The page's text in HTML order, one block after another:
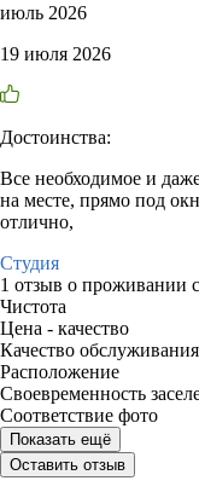
июль 2026
19 июля 2026
Достоинства:
Все необходимое и
на месте, прямо под
отлично,
Студия
1 отзыв о проживании
Чистота
Цена - качество
Качество обслуживания
Расположение
Своевременность
Соответствие фото
Показать ещё
Оставить отзыв